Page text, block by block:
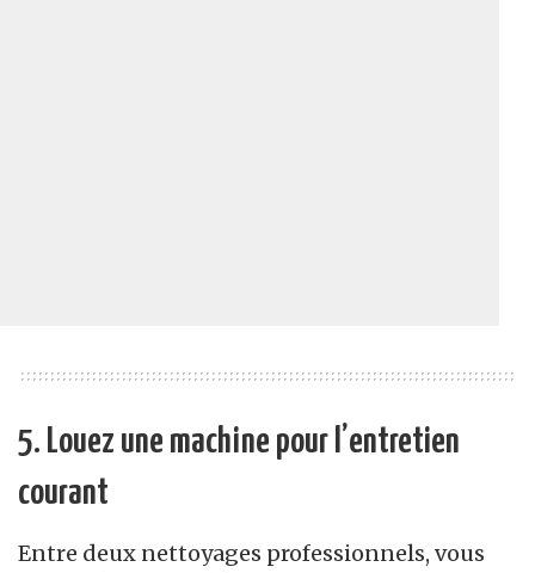
5. Louez une machine pour l’entretien
courant
Entre deux nettoyages professionnels, vous